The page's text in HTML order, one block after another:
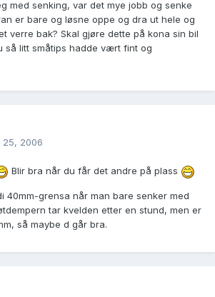
med senking, var det mye jobb og senke
er bare og løsne oppe og dra ut hele og
verre bak? Skal gjøre dette på kona sin bil
så litt småtips hadde vært fint og
25, 2006
Blir bra når du får det andre på plass
40mm-grensa når man bare senker med
tar kvelden etter en stund, men er
så maybe d går bra.